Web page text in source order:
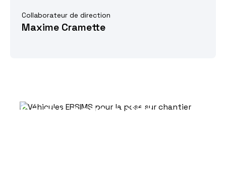
Collaborateur de direction
Maxime Cramette
Ce qui nous guide